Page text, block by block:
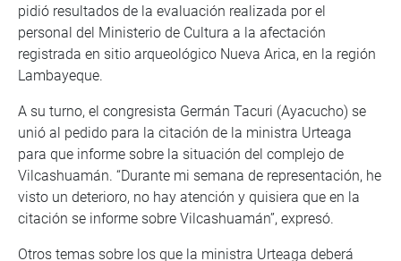
pidió resultados de la evaluación realizada por el
personal del Ministerio de Cultura a la afectación
registrada en sitio arqueológico Nueva Arica, en la región
Lambayeque.
A su turno, el congresista Germán Tacuri (Ayacucho) se
unió al pedido para la citación de la ministra Urteaga
para que informe sobre la situación del complejo de
Vilcashuamán. “Durante mi semana de representación, he
visto un deterioro, no hay atención y quisiera que en la
citación se informe sobre Vilcashuamán”, expresó.
Otros temas sobre los que la ministra Urteaga deberá